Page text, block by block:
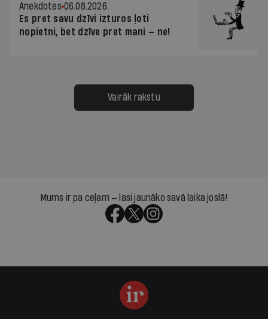
Anekdotes 06.08.2026.
Es pret savu dzīvi izturos ļoti
nopietni, bet dzīve pret mani — ne!
Vairāk rakstu
Mums ir pa ceļam — lasi jaunāko savā laika joslā!